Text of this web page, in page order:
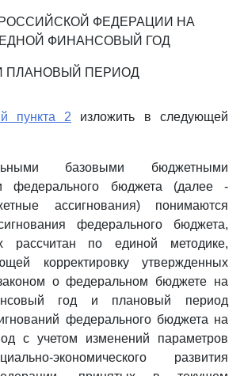
ФЕДЕРАЦИИ НА
ФИНАНСОВЫЙ ГОД
ПЛАНОВЫЙ ПЕРИОД
пункта 2 изложить в следующей
базовыми бюджетными
федерального бюджета (далее -
ассигнования) понимаются
федерального бюджета,
рассчитан по единой методике,
корректировку утвержденных
о федеральном бюджете на
год и плановый период
федерального бюджета на
с учетом изменений параметров
экономического развития